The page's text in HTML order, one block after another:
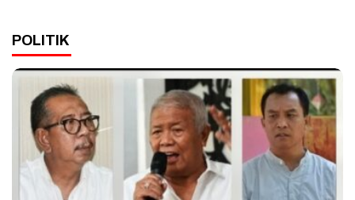
POLITIK